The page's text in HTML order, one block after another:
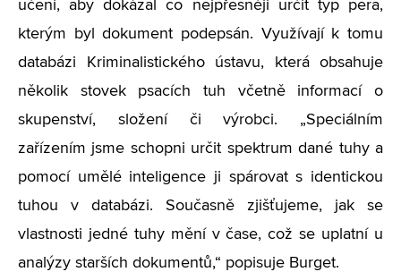
učení, aby dokázal co nejpřesněji určit typ pera,
kterým byl dokument podepsán. Využívají k tomu
databázi Kriminalistického ústavu, která obsahuje
několik stovek psacích tuh včetně informací o
skupenství, složení či výrobci. „Speciálním
zařízením jsme schopni určit spektrum dané tuhy a
pomocí umělé inteligence ji spárovat s identickou
tuhou v databázi. Současně zjišťujeme, jak se
vlastnosti jedné tuhy mění v čase, což se uplatní u
analýzy starších dokumentů,“ popisuje Burget.